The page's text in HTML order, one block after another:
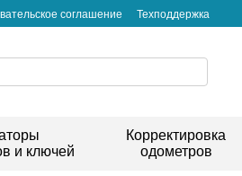
соглашение Техподдержка
и ключей
Корректировка
одометров